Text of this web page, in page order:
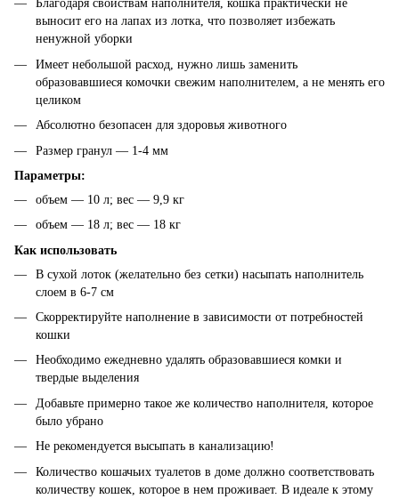
Благодаря свойствам наполнителя, кошка практически не
выносит его на лапах из лотка, что позволяет избежать
ненужной уборки
Имеет небольшой расход, нужно лишь заменить
образовавшиеся комочки свежим наполнителем, а не менять его
целиком
Абсолютно безопасен для здоровья животного
Размер гранул — 1-4 мм
Параметры:
объем — 10 л; вес — 9,9 кг
объем — 18 л; вес — 18 кг
Как использовать
В сухой лоток (желательно без сетки) насыпать наполнитель
слоем в 6-7 см
Скорректируйте наполнение в зависимости от потребностей
кошки
Необходимо ежедневно удалять образовавшиеся комки и
твердые выделения
Добавьте примерно такое же количество наполнителя, которое
было убрано
Не рекомендуется высыпать в канализацию!
Количество кошачьих туалетов в доме должно соответствовать
количеству кошек, которое в нем проживает. В идеале к этому